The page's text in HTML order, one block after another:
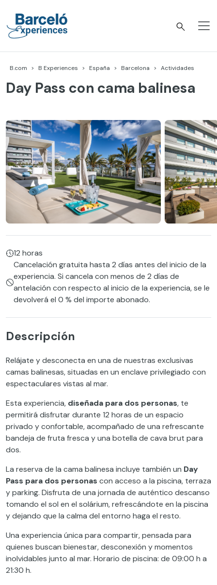
content
B.com B Experiences España Barcelona Actividades
Day Pass con cama balinesa
12 horas
Cancelación gratuita hasta 2 días antes del inicio de la
experiencia. Si cancela con menos de 2 días de
antelación con respecto al inicio de la experiencia, se le
devolverá el 0 % del importe abonado.
Descripción
Relájate y desconecta en una de nuestras exclusivas
camas balinesas, situadas en un enclave privilegiado con
espectaculares vistas al mar.
Esta experiencia, diseñada para dos personas, te
permitirá disfrutar durante 12 horas de un espacio
privado y confortable, acompañado de una refrescante
bandeja de fruta fresca y una botella de cava brut para
dos.
La reserva de la cama balinesa incluye también un Day
Pass para dos personas con acceso a la piscina, terraza
y parking. Disfruta de una jornada de auténtico descanso
tomando el sol en el solárium, refrescándote en la piscina
y dejando que la calma del entorno haga el resto.
Una experiencia única para compartir, pensada para
quienes buscan bienestar, desconexión y momentos
inolvidables junto al mar. Horario de piscina: de 09:00 h a
21:30 h.